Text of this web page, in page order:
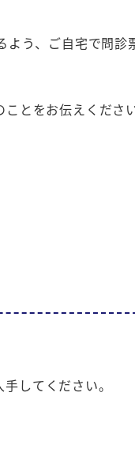
う、ご自宅で問
とをお伝えください
してください。